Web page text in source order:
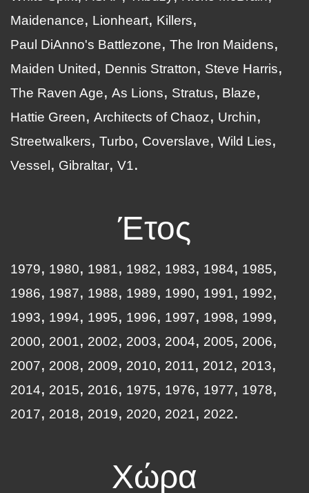
Maidenance
Lionheart
Killers
Paul DiAnno's Battlezone
The Iron Maidens
Maiden United
Dennis Stratton
Steve Harris
The Raven Age
As Lions Stratus
Blaze
Hattie Green
Architects of Chaoz
Urchin
Streetwalkers
Turbo Coverslave
Wild Lies
Vessel
Gibraltar V1
Έτος
1979 1980 1981 1982 1983 1984
1985
1986
1987 1988 1989 1990 1991
1992
1993
1994 1995 1996 1997 1998
1999
2000
2001 2002 2003 2004 2005
2006
2007
2008 2009 2010 2011 2012
2013
2014
2015 2016 1975 1976 1977
1978
2017
2018 2019 2020 2021 2022
Χώρα